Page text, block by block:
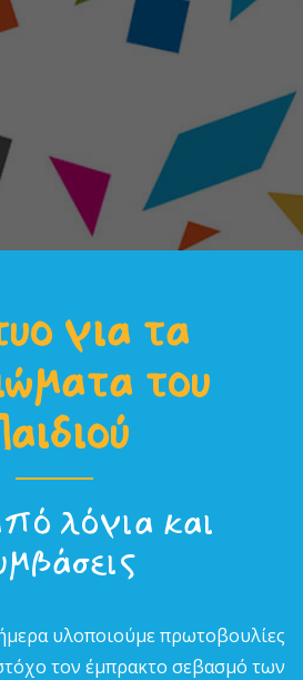
για τα
του
λόγια και
υλοποιούµε πρωτοβουλίες
τον έµπρακτο σεβασµό των